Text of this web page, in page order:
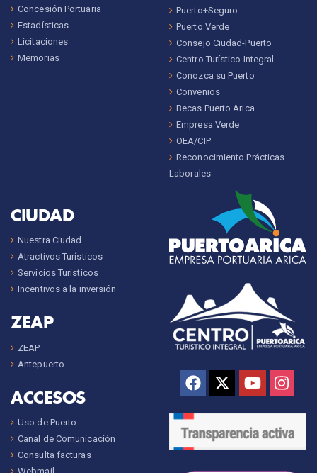
Concesión Portuaria
Estadísticas
Licitaciones
Memorias
Puerto+Seguro
Puerto Verde
Consejo Ciudad-Puerto
Centro Turístico Integral
Conozca su Puerto
Convenios
Becas Puerto Arica
Empresa Verde
OEA/CIP
Reconocimiento Prácticas
Laborales
CIUDAD
Nuestra Ciudad
Atractivos Turísticos
Servicios Turísticos
Incentivos a la inversión
ZEAP
ZEAP
Antepuerto
ACCESOS
Uso de Puerto
Canal de Comunicación
Consulta facturas